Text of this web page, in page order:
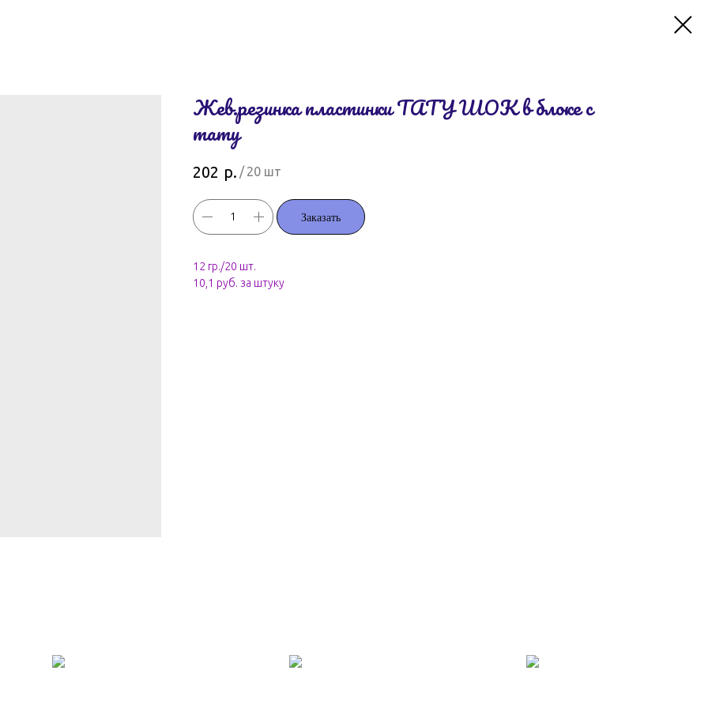
Жев.резинка пластинки ТАТУ ШОК в блоке с
тату
202 р. / 20 шт
Заказать
12 гр./20 шт.
10,1 руб. за штуку